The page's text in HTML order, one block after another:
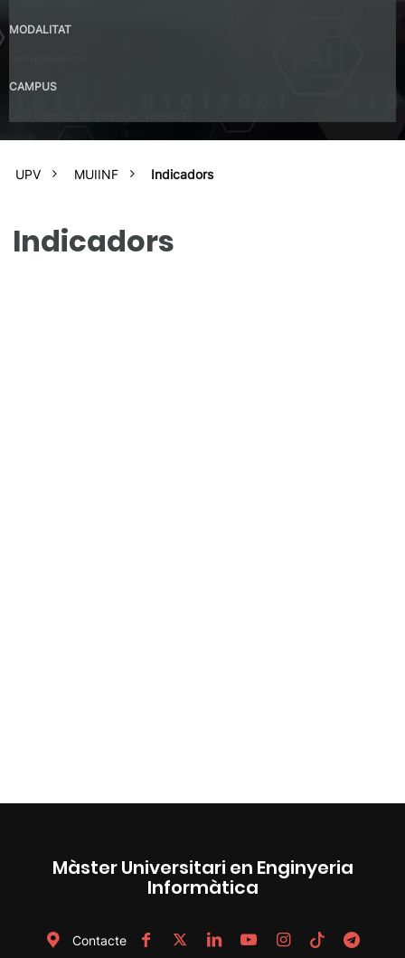
MODALITAT
CAMPUS
UPV MUIINF Indicadors
Indicadors
Màster Universitari en Enginyeria
Informàtica
Contacte